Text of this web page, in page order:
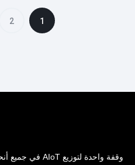
1
2
وقفة واحدة لتوزيع AIoT في جميع أنحاء العالم.